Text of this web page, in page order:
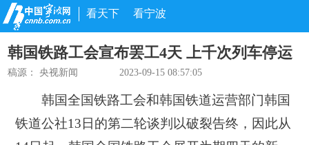
看天下 看宁波
韩国铁路工会宣布罢工4天 上千次列车停运
稿源：央视新闻 2023-09-15 08:57:05
韩国全国铁路工会和韩国铁道运营部门韩国
铁道公社13日的第二轮谈判以破裂告终，因此从